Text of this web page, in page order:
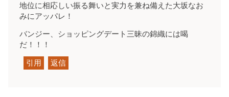
地位に相応しい振る舞いと実力を兼ね備えた大坂なお
みにアッパレ！
バンジー、ショッピングデート三昧の錦織には喝
だ！！！
引用 返信